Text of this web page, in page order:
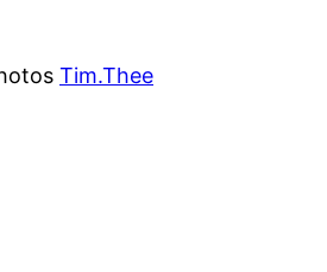
Tim.Thee